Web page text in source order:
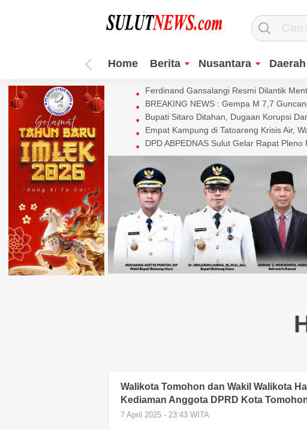
Home Berita Nusantara Daerah
Ferdinand Gansalangi Resmi Dilantik
BREAKING NEWS : Gempa M 7,7
Bupati Sitaro Ditahan, Dugaan Korupsi
Empat Kampung di Tatoareng Krisis Air,
DPD ABPEDNAS Sulut Gelar Rapat
Walikota Tomohon dan Wakil Walikota
Kediaman Anggota DPRD Kota
7 April 2025 - 23:43 WITA